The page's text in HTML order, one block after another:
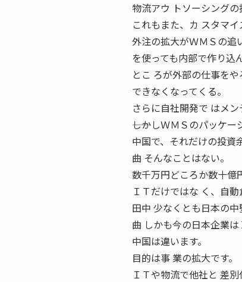
物流アウ トソーシングの
これもまた、カ スタマ
外注の拡大がＷＭＳの追
を使っても内部で作り込
とこ ろが外部の仕事を
できなくなってくる。
さらに自社開発で はメ
――しかしＷＭＳのパッケ
中国で、それだけの投資
曲 そんなことはない。
数千万円どころか数十億
ＩＴだけではな く、自
田中 少なくとも日本の中
曲 しかも今の日本企業
中国は違います。
目的は事 業の拡大です。
ＩＴや物流で他社と 差